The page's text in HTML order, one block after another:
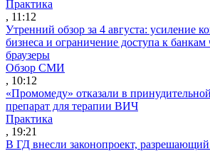
Практика
, 11:12
Утренний обзор за 4 августа: усиление
бизнеса и ограничение доступа к
браузеры
Обзор СМИ
, 10:12
«Промомеду» отказали в
препарат для терапии ВИЧ
Практика
, 19:21
В ГД внесли законопроект,